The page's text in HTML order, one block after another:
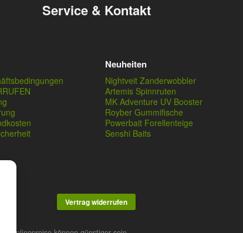
Service & Kontakt
Neuheiten
Nightveit Zanderwobbler
Artemis Spinnruten
MK Adventure UV Booster
Royber Gummifische
Powerbait Forellenteige
Senshi Baits
Vertrag widerrufen